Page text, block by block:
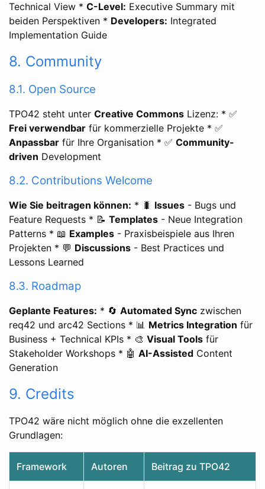
Technical View * C-Level: Executive Summary mit
beiden Perspektiven * Developers: Integrated
Implementation Guide
8. Community
8.1. Open Source
TPO42 steht unter Creative Commons Lizenz: * ✅
Frei verwendbar für kommerzielle Projekte * ✅
Anpassbar für Ihre Organisation * ✅ Community-
driven Development
8.2. Contributions Welcome
Wie Sie beitragen können: * 🐛 Issues - Bugs und
Feature Requests * 📝 Templates - Neue Integration
Patterns * 📖 Examples - Praxisbeispiele aus Ihren
Projekten * 💬 Discussions - Best Practices und
Lessons Learned
8.3. Roadmap
Geplante Features: * 🔄 Automated Sync zwischen
req42 und arc42 Sections * 📊 Metrics Integration für
Business + Technical KPIs * 🎨 Visual Tools für
Stakeholder Workshops * 🤖 AI-Assisted Content
Generation
9. Credits
TPO42 wäre nicht möglich ohne die exzellenten
Grundlagen:
Framework Autoren Beitrag zu TPO42